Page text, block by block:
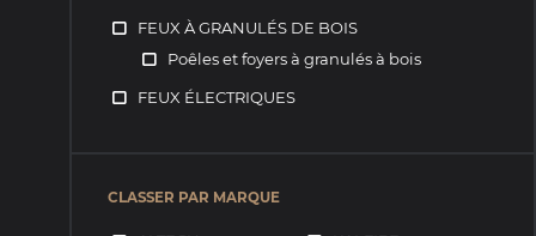
FEUX À GRANULÉS DE BOIS
Poêles et foyers à granulés à bois
FEUX ÉLECTRIQUES
CLASSER PAR MARQUE